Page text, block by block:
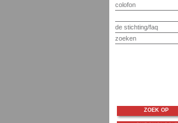
colofon
de stichting/faq
zoeken
ZOEK OP